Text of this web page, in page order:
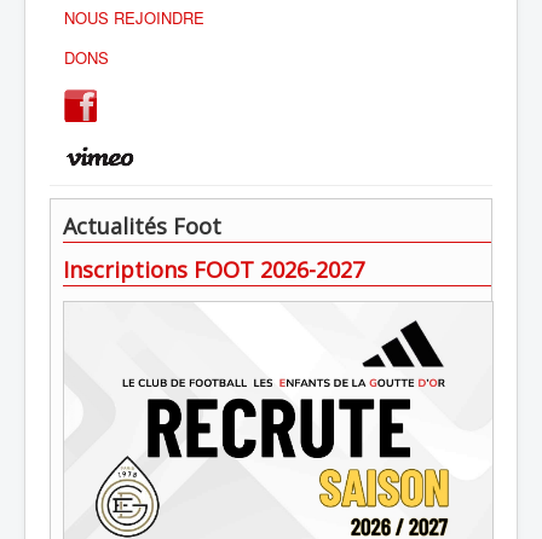
NOUS REJOINDRE
DONS
Actualités Foot
Inscriptions FOOT 2026-2027